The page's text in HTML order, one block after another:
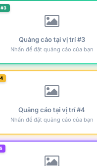
Quảng cáo tại vị trí #3
Nhấn để đặt quảng cáo của bạn
Quảng cáo tại vị trí #4
Nhấn để đặt quảng cáo của bạn